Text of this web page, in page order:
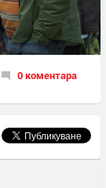
0 коментара